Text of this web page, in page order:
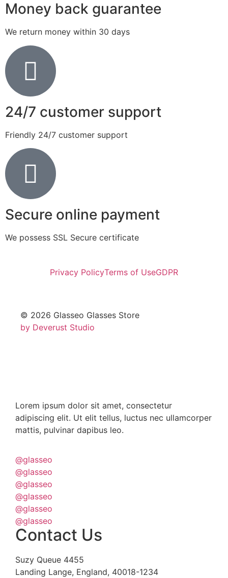
Money back guarantee
We return money within 30 days
24/7 customer support
Friendly 24/7 customer support
Secure online payment
We possess SSL Secure сertificate
© 2026 Glasseo Glasses Store
by Deverust Studio
Privacy PolicyTerms of UseGDPR
Lorem ipsum dolor sit amet, consectetur
adipiscing elit. Ut elit tellus, luctus nec ullamcorper
mattis, pulvinar dapibus leo.
@glasseo
@glasseo
@glasseo
@glasseo
@glasseo
@glasseo
Contact Us
Suzy Queue 4455
Landing Lange, England, 40018-1234